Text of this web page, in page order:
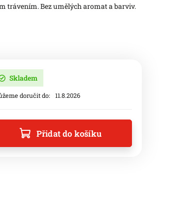
trávením. Bez umělých aromat a barviv.
Skladem
doručit do: 11.8.2026
Přidat do košíku